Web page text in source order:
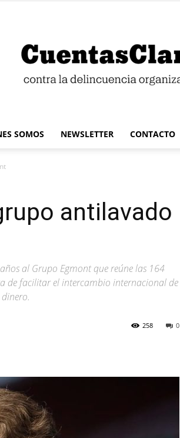
SOMOS NEWSLETTER CONTACTO
antilavado
al Grupo Egmont que reúne las 164
de facilitar el intercambio internacional de
0
258